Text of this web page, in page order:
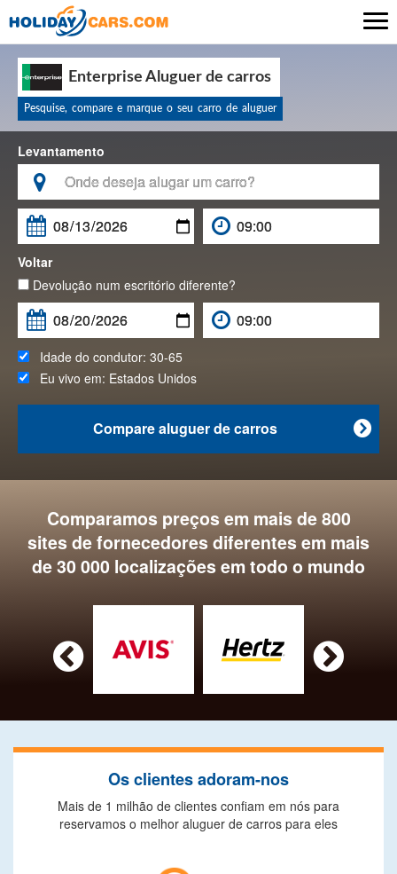
Enterprise Aluguer de carros
Pesquise, compare e marque o seu carro de aluguer
Levantamento


Voltar
Devolução num escritório diferente?
Idade do condutor: 30-65
Eu vivo em: Estados Unidos

Compare aluguer de carros
Comparamos preços em mais de 800
sites de fornecedores diferentes em mais
de 30 000 localizações em todo o mundo
 
Os clientes adoram-nos
Mais de 1 milhão de clientes confiam em nós para
reservamos o melhor aluguer de carros para eles